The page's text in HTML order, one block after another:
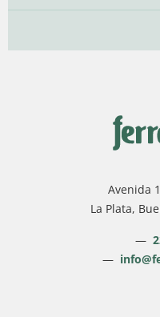
Avenida
La Plata,
—
—